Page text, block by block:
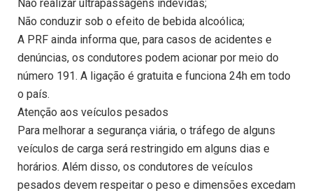
Não realizar ultrapassagens indevidas;
Não conduzir sob o efeito de bebida alcoólica;
A PRF ainda informa que, para casos de acidentes e
denúncias, os condutores podem acionar por meio do
número 191. A ligação é gratuita e funciona 24h em todo
o país.
Atenção aos veículos pesados
Para melhorar a segurança viária, o tráfego de alguns
veículos de carga será restringido em alguns dias e
horários. Além disso, os condutores de veículos
pesados devem respeitar o peso e dimensões excedam